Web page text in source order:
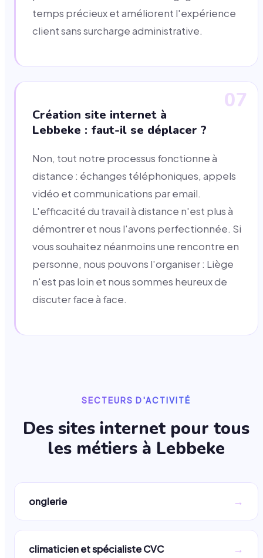
temps précieux et améliorent l'expérience
client sans surcharge administrative.
07
Création site internet à
Lebbeke : faut-il se déplacer ?
Non, tout notre processus fonctionne à
distance : échanges téléphoniques, appels
vidéo et communications par email.
L'efficacité du travail à distance n'est plus à
démontrer et nous l'avons perfectionnée. Si
vous souhaitez néanmoins une rencontre en
personne, nous pouvons l'organiser : Liège
n'est pas loin et nous sommes heureux de
discuter face à face.
SECTEURS D'ACTIVITÉ
Des sites internet pour tous
les métiers à Lebbeke
onglerie →
climaticien et spécialiste CVC →